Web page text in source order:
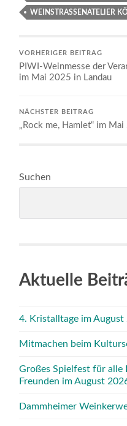
WEINSTRASSENATELIER
VORHERIGER BEITRAG
PIWI-Weinmesse der
im Mai 2025 in Landau
NÄCHSTER BEITRAG
„Rock me, Hamlet“ im
Suchen
Aktuelle
4. Kristalltage im
Mitmachen beim
Großes Spielfest für alle
Freunden im August
Dammheimer